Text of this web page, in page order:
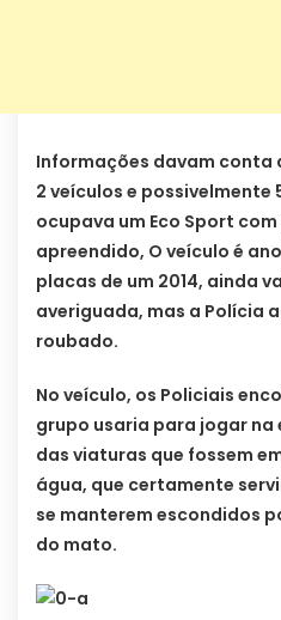
Informações davam conta
2 veículos e
ocupava um Eco Sport
apreendido, O veículo é
placas de um 2014, ainda
averiguada, mas a Polícia
roubado.
No veículo, os Policiais
grupo usaria para jogar na
das viaturas que fossem
água, que certamente
se manterem escondidos
do mato.